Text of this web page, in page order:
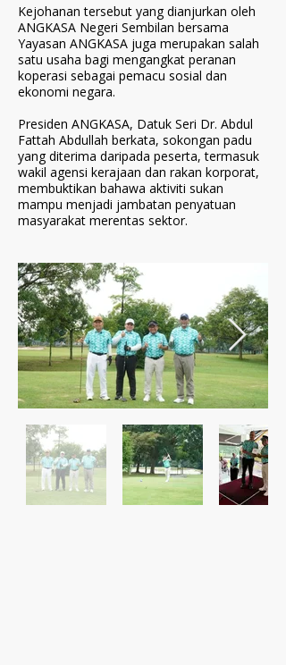
Kejohanan tersebut yang dianjurkan oleh
ANGKASA Negeri Sembilan bersama
Yayasan ANGKASA juga merupakan salah
satu usaha bagi mengangkat peranan
koperasi sebagai pemacu sosial dan
ekonomi negara.
Presiden ANGKASA, Datuk Seri Dr. Abdul
Fattah Abdullah berkata, sokongan padu
yang diterima daripada peserta, termasuk
wakil agensi kerajaan dan rakan korporat,
membuktikan bahawa aktiviti sukan
mampu menjadi jambatan penyatuan
masyarakat merentas sektor.